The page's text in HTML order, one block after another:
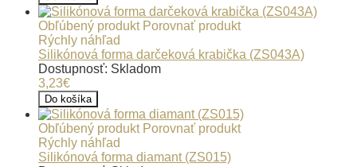
Obľúbený produkt Porovnať produkt
Rýchly náhľad
Silikónová forma darčeková krabička (ZS043A)
Dostupnosť: Skladom
3,23€
Do košíka
Obľúbený produkt Porovnať produkt
Rýchly náhľad
Silikónová forma diamant (ZS015)